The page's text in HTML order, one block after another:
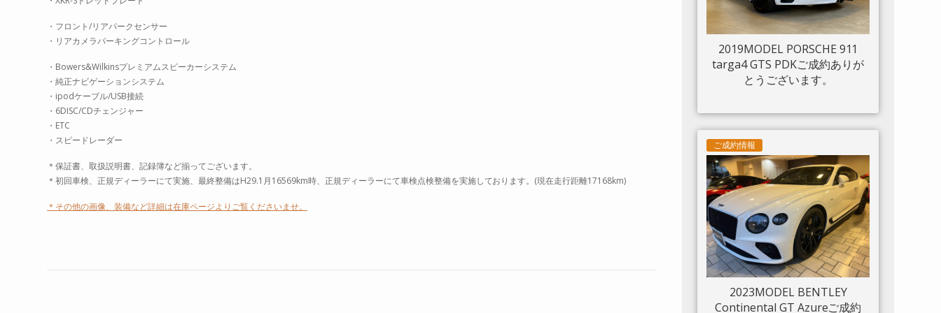
・フロント/リアパークセンサー
・リアカメラパーキングコントロール
・Bowers&Wilkinsプレミアムスピーカーシステム
・純正ナビゲーションシステム
・ipodケーブル/USB接続
・6DISC/CDチェンジャー
・ETC
・スピードレーダー
＊保証書、取扱説明書、記録簿など揃ってございます。
＊初回車検、正規ディーラーにて実施、最終整備はH29.1月16569km時、正規ディーラーにて車検点検整備を実施しております。(現在走行距離17168km)
＊その他の画像、装備など詳細は在庫ページよりご覧くださいませ。
2019MODEL PORSCHE 911
targa4 GTS PDKご成約ありが
とうございます。
ご成約情報
2023MODEL BENTLEY
Continental GT Azureご成約